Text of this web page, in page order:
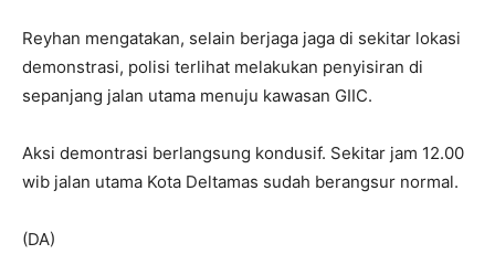
Reyhan mengatakan, selain berjaga jaga di sekitar lokasi
demonstrasi, polisi terlihat melakukan penyisiran di
sepanjang jalan utama menuju kawasan GIIC.
Aksi demontrasi berlangsung kondusif. Sekitar jam 12.00
wib jalan utama Kota Deltamas sudah berangsur normal.
(DA)